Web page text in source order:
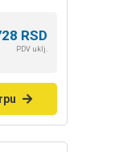
RSD
PDV uklj.